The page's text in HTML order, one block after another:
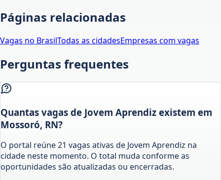
Páginas relacionadas
Vagas no BrasilTodas as cidadesEmpresas com vagas
Perguntas frequentes
Quantas vagas de Jovem Aprendiz existem em
Mossoró, RN?
O portal reúne 21 vagas ativas de Jovem Aprendiz na
cidade neste momento. O total muda conforme as
oportunidades são atualizadas ou encerradas.